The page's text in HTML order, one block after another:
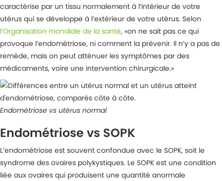
caractérise par un tissu normalement à l’intérieur de votre
utérus qui se développe à l’extérieur de votre utérus. Selon
l’Organisation mondiale de la santé, «on ne sait pas ce qui
provoque l’endométriose, ni comment la prévenir. Il n’y a pas de
remède, mais on peut atténuer les symptômes par des
médicaments, voire une intervention chirurgicale.»
Endométriose vs utérus normal
Endométriose vs SOPK
L’endométriose est souvent confondue avec le SOPK, soit le
syndrome des ovaires polykystiques. Le SOPK est une condition
liée aux ovaires qui produisent une quantité anormale